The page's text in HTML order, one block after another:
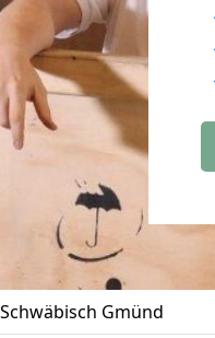
Gmünd